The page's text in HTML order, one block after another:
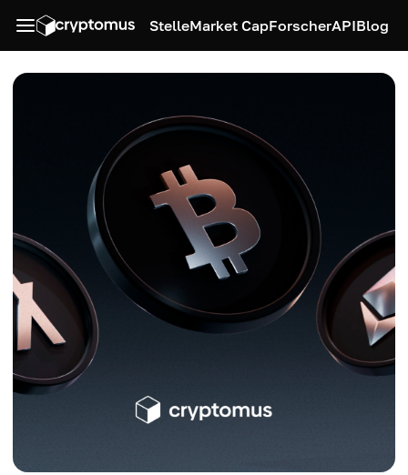
StelleMarket CapForscherAPIBlog